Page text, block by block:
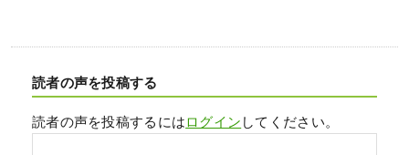
読者の声を投稿する
読者の声を投稿するにはログイン してください。